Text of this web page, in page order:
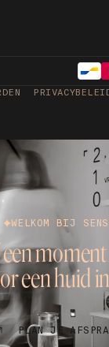
WELKOM BIJ
een huid
PLAN JE